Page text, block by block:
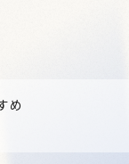
め